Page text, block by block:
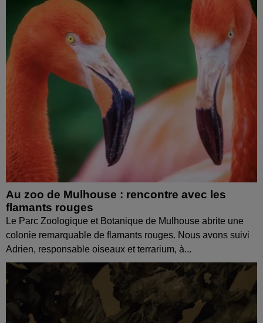
Au zoo de Mulhouse : rencontre avec les
flamants rouges
Le Parc Zoologique et Botanique de Mulhouse abrite une
colonie remarquable de flamants rouges. Nous avons suivi
Adrien, responsable oiseaux et terrarium, à...